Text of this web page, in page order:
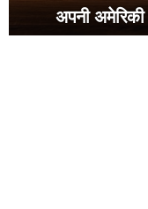
अपनी अमेरिकी